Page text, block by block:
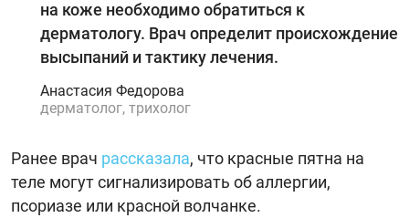
на коже необходимо обратиться к
дерматологу. Врач определит происхождение
высыпаний и тактику лечения.
Анастасия Федорова
дерматолог, трихолог
Ранее врач рассказала, что красные пятна на
теле могут сигнализировать об аллергии,
псориазе или красной волчанке.